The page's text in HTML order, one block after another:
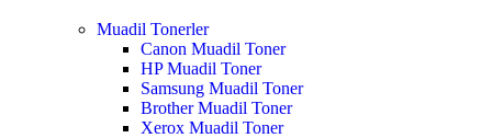
Muadil Tonerler
Canon Muadil Toner
HP Muadil Toner
Samsung Muadil Toner
Brother Muadil Toner
Xerox Muadil Toner